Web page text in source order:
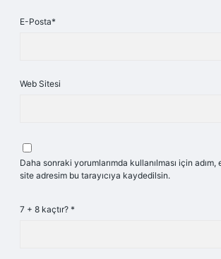
E-Posta*
Web Sitesi
Daha sonraki yorumlarımda kullanılması için
site adresim bu tarayıcıya kaydedilsin.
7 + 8 kaçtır? *